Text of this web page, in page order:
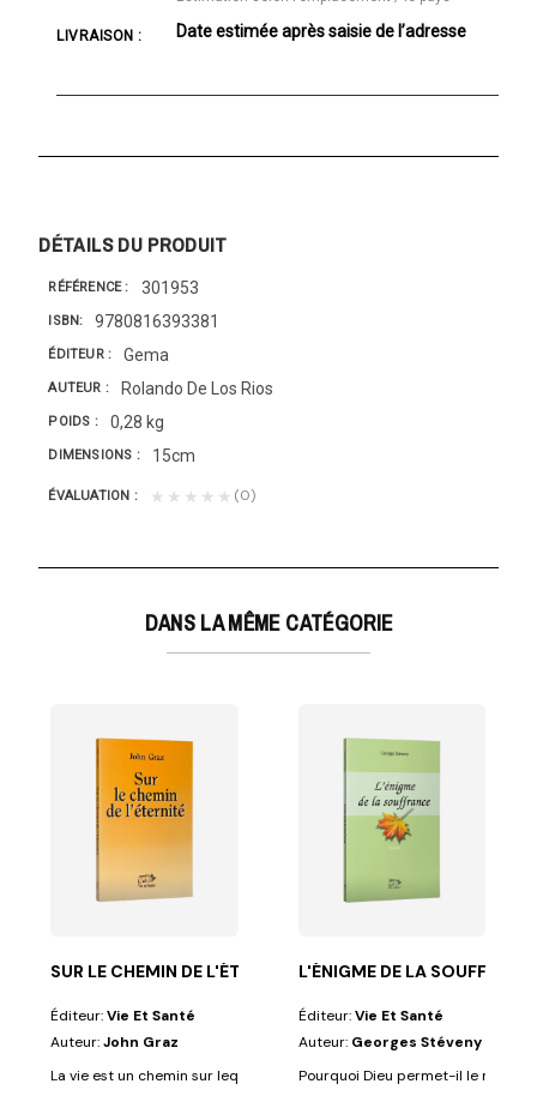
LIVRAISON : Date estimée après saisie de l’adresse
DÉTAILS DU PRODUIT
RÉFÉRENCE 301953
ISBN 9780816393381
ÉDITEUR Gema
AUTEUR Rolando De Los Rios
POIDS 0,28 kg
DIMENSIONS 15cm
ÉVALUATION ★★★★★ (0)
DANS LA MÊME CATÉGORIE
demeure la Parole qui résonne, puisqu'à...
SUR LE CHEMIN DE L'ÉTERNITÉ
Éditeur:Vie Et Santé
Auteur:John Graz
La vie est un chemin sur lequel nous sommes engagés. L'auteur décrit
L'ÉNIGME DE LA
Éditeur:Vie Et Santé
Auteur: Georges Stéveny
Pourquoi Dieu permet-il le mal